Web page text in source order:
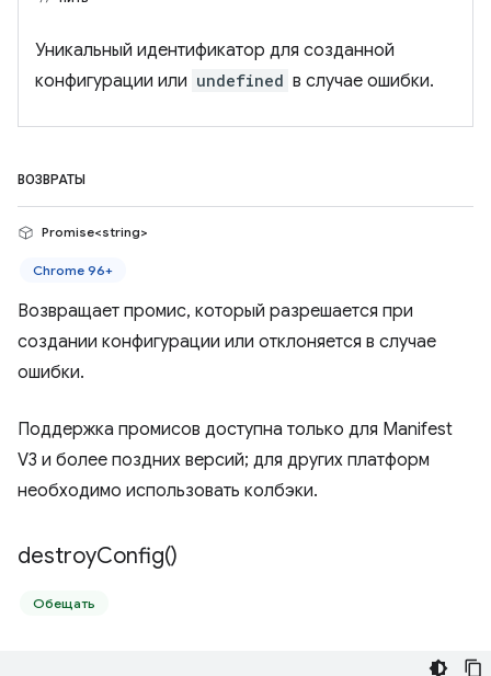
Уникальный идентификатор для созданной
конфигурации или undefined в случае ошибки.
ВОЗВРАТЫ
Promise<string>
Chrome 96+
Возвращает промис, который разрешается при
создании конфигурации или отклоняется в случае
ошибки.
Поддержка промисов доступна только для Manifest
V3 и более поздних версий; для других платформ
необходимо использовать колбэки.
destroyConfig()
Обещать